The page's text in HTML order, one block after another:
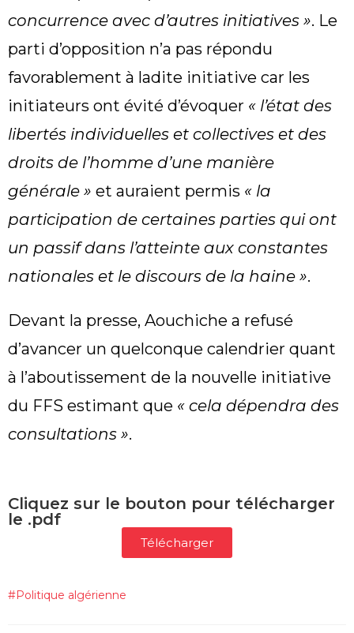
concurrence avec d’autres initiatives ». Le
parti d’opposition n’a pas répondu
favorablement à ladite initiative car les
initiateurs ont évité d’évoquer « l’état des
libertés individuelles et collectives et des
droits de l’homme d’une manière
générale » et auraient permis « la
participation de certaines parties qui ont
un passif dans l’atteinte aux constantes
nationales et le discours de la haine ».
Devant la presse, Aouchiche a refusé
d’avancer un quelconque calendrier quant
à l’aboutissement de la nouvelle initiative
du FFS estimant que « cela dépendra des
consultations ».
Cliquez sur le bouton pour télécharger
le .pdf
Télécharger
#Politique algérienne